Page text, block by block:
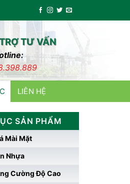
TƯ VẤN
LIÊN HỆ
SẢN PHẨM
Mài Mặt
Nhựa
Cường Độ Cao